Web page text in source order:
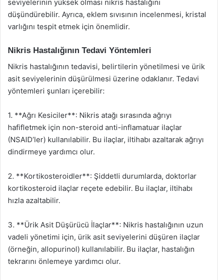
seviyelerinin yüksek olması nikris hastalığını
düşündürebilir. Ayrıca, eklem sıvısının incelenmesi, kristal
varlığını tespit etmek için önemlidir.
Nikris Hastalığının Tedavi Yöntemleri
Nikris hastalığının tedavisi, belirtilerin yönetilmesi ve ürik
asit seviyelerinin düşürülmesi üzerine odaklanır. Tedavi
yöntemleri şunları içerebilir:
1. **Ağrı Kesiciler**: Nikris atağı sırasında ağrıyı
hafifletmek için non-steroid anti-inflamatuar ilaçlar
(NSAID’ler) kullanılabilir. Bu ilaçlar, iltihabı azaltarak ağrıyı
dindirmeye yardımcı olur.
2. **Kortikosteroidler**: Şiddetli durumlarda, doktorlar
kortikosteroid ilaçlar reçete edebilir. Bu ilaçlar, iltihabı
hızla azaltabilir.
3. **Ürik Asit Düşürücü İlaçlar**: Nikris hastalığının uzun
vadeli yönetimi için, ürik asit seviyelerini düşüren ilaçlar
(örneğin, allopurinol) kullanılabilir. Bu ilaçlar, hastalığın
tekrarını önlemeye yardımcı olur.